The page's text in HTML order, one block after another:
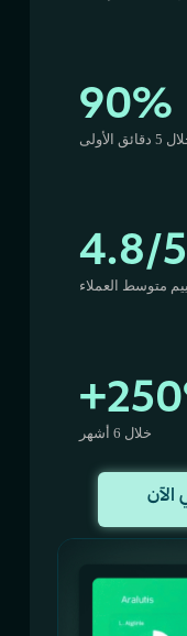
90%دقائق الأولى
4.8/5
متوسط العملاء
خلال 6 أشهر